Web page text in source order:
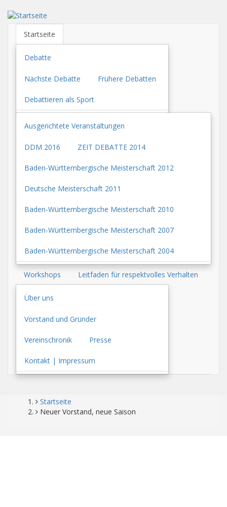
zum
Inhalt
Startseite
Debatte
Nächste Debatte Frühere Debatten
Debattieren als Sport
Ausgerichtete Veranstaltungen
DDM 2016 ZEIT DEBATTE 2014
Baden-Württembergische Meisterschaft 2012
Deutsche Meisterschaft 2011
Baden-Württembergische Meisterschaft 2010
Baden-Württembergische Meisterschaft 2007
Baden-Württembergische Meisterschaft 2004
Workshops Leitfaden für respektvolles Verhalten
Über uns
Vorstand und Gründer
Vereinschronik Presse
Kontakt | Impressum
Pfadnavigation
Startseite
Neuer Vorstand, neue Saison